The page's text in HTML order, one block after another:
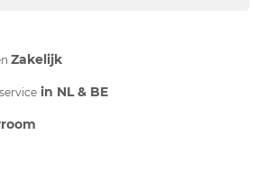
Zakelijk
in NL & BE